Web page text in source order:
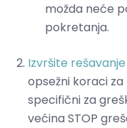
možda neće
pokretanja.
Izvršite
opsežni koraci
specifični za
većina STOP